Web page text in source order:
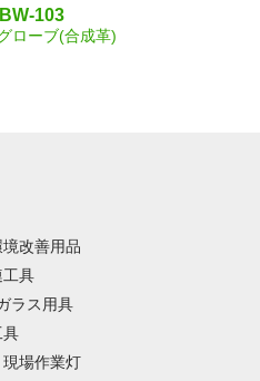
103
ローブ(合成革)
改善用品
工具
ラス用具
具
場作業灯